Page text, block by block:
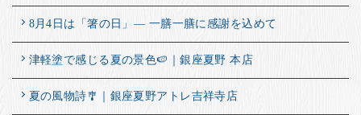
8月4日は「箸の日」― 一膳一膳に感謝を込めて
津軽塗で感じる夏の景色🍉｜銀座夏野 本店
夏の風物詩🎐｜銀座夏野アトレ吉祥寺店